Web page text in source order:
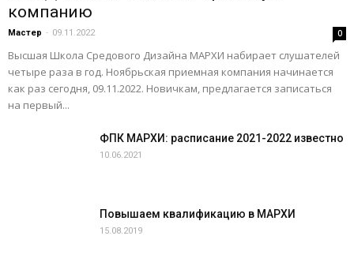
компанию
Мастер - 09.11.2022 0
Высшая Школа Средового Дизайна МАРХИ набирает слушателей
четыре раза в год. Ноябрьская приемная компания начинается
как раз сегодня, 09.11.2022. Новичкам, предлагается записаться
на первый...
ФПК МАРХИ: расписание 2021-2022 известно
10.06.2021
Повышаем квалификацию в МАРХИ
15.08.2019